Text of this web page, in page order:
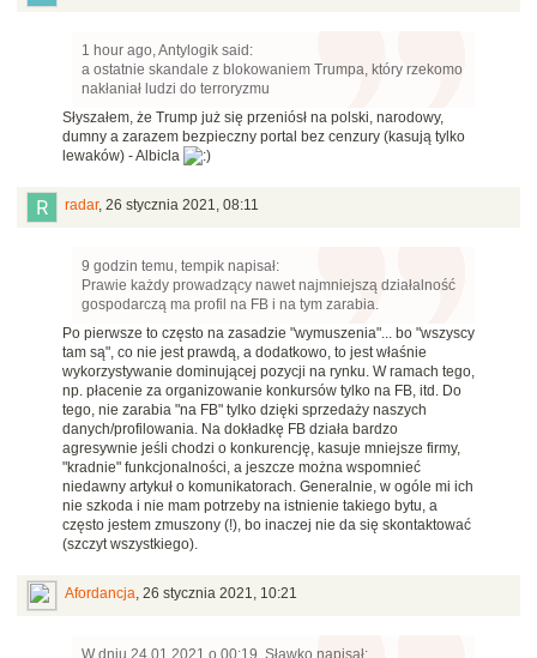
1 hour ago, Antylogik said:
a ostatnie skandale z blokowaniem Trumpa, który rzekomo
nakłaniał ludzi do terroryzmu
Słyszałem, że Trump już się przeniósł na polski, narodowy,
dumny a zarazem bezpieczny portal bez cenzury (kasują tylko
lewaków) - Albicla
radar, 26 stycznia 2021, 08:11
9 godzin temu, tempik napisał:
Prawie każdy prowadzący nawet najmniejszą działalność
gospodarczą ma profil na FB i na tym zarabia.
Po pierwsze to często na zasadzie "wymuszenia"... bo "wszyscy
tam są", co nie jest prawdą, a dodatkowo, to jest właśnie
wykorzystywanie dominującej pozycji na rynku. W ramach tego,
np. płacenie za organizowanie konkursów tylko na FB, itd. Do
tego, nie zarabia "na FB" tylko dzięki sprzedaży naszych
danych/profilowania. Na dokładkę FB działa bardzo
agresywnie jeśli chodzi o konkurencję, kasuje mniejsze firmy,
"kradnie" funkcjonalności, a jeszcze można wspomnieć
niedawny artykuł o komunikatorach. Generalnie, w ogóle mi ich
nie szkoda i nie mam potrzeby na istnienie takiego bytu, a
często jestem zmuszony (!), bo inaczej nie da się skontaktować
(szczyt wszystkiego).
Afordancja, 26 stycznia 2021, 10:21